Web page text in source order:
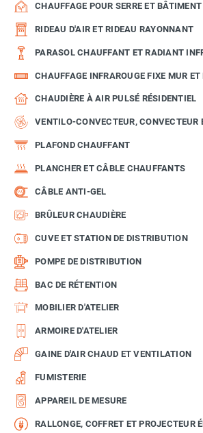
CHAUFFAGE POUR SERRE ET
RIDEAU D'AIR ET RIDEAU RAYONNANT
PARASOL CHAUFFANT ET RADIANT
CHAUFFAGE INFRAROUGE FIXE MUR
CHAUDIÈRE À AIR PULSÉ RÉSIDENTIEL
VENTILO-CONVECTEUR, CONVECTEUR
PLAFOND CHAUFFANT
PLANCHER ET CÂBLE CHAUFFANTS
CÂBLE ANTI-GEL
BRÛLEUR CHAUDIÈRE
CUVE ET STATION DE DISTRIBUTION
POMPE DE DISTRIBUTION
BAC DE RÉTENTION
MOBILIER D'ATELIER
ARMOIRE D'ATELIER
GAINE D'AIR CHAUD ET VENTILATION
FUMISTERIE
APPAREIL DE MESURE
RALLONGE, COFFRET ET PROJECTEUR